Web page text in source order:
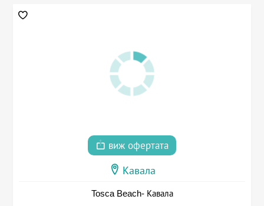
виж офертата
Кавала
Tosca Beach- Кавала